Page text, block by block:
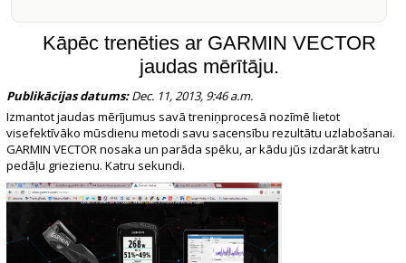
Kāpēc trenēties ar GARMIN VECTOR
jaudas mērītāju.
Publikācijas datums:Dec. 11, 2013, 9:46 a.m.
Izmantot jaudas mērījumus savā treniņprocesā nozīmē lietot
visefektīvāko mūsdienu metodi savu sacensību rezultātu uzlabošanai.
GARMIN VECTOR nosaka un parāda spēku, ar kādu jūs izdarāt katru
pedāļu griezienu. Katru sekundi.